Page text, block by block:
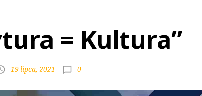
= Kultura”
19 lipca, 2021 0